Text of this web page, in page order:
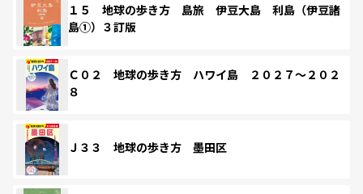
１５ 地球の歩き方 島旅 伊豆大島 利島（伊豆諸
島①）３訂版
Ｃ０２ 地球の歩き方 ハワイ島 ２０２７～２０２
８
Ｊ３３ 地球の歩き方 墨田区